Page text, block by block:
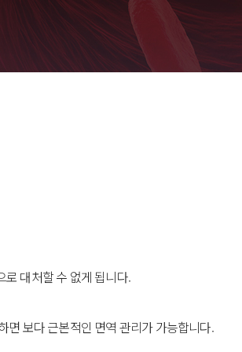
대처할 수 없게 됩니다.
면 보다 근본적인 면역 관리가 가능합니다.